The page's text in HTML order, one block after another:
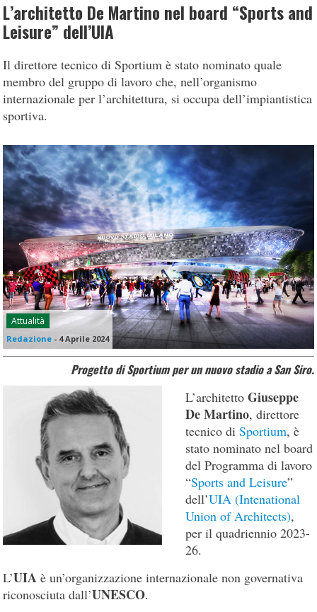
L’architetto De Martino nel board “Sports and
Leisure” dell’UIA
Il direttore tecnico di Sportium è stato nominato quale
membro del gruppo di lavoro che, nell’organismo
internazionale per l’architettura, si occupa dell’impiantistica
sportiva.
Attualità
Redazione - 4 Aprile 2024
Progetto di Sportium per un nuovo stadio a San Siro.
L’architettoGiuseppe
De Martino, direttore
tecnico diSportium, è
stato nominato nel board
del Programma di lavoro
“Sports and Leisure”
dell’UIA (Intenational
Union of Architects),
per il quadriennio 2023-
26.
L’UIA è un’organizzazione internazionale non governativa
riconosciuta dall’UNESCO.